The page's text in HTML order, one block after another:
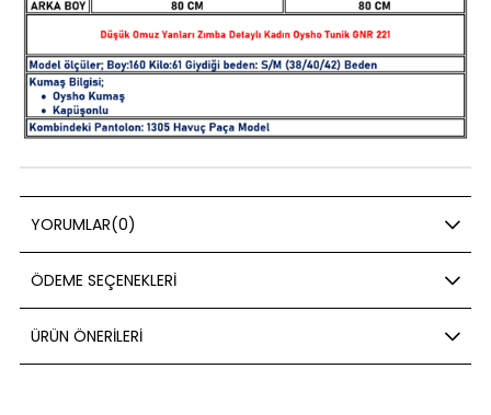
YORUMLAR(0)
ÖDEME SEÇENEKLERI
ÜRÜN ÖNERILERI